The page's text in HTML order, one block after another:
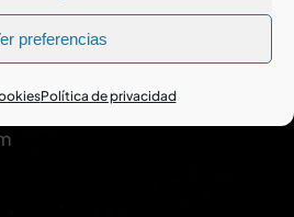
preferencias
Política de privacidad